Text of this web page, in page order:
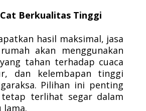
Berkualitas Tinggi
hasil maksimal, jasa
akan menggunakan
tahan terhadap cuaca
dan kelembapan tinggi
Pilihan ini penting
terlihat segar dalam
lama.